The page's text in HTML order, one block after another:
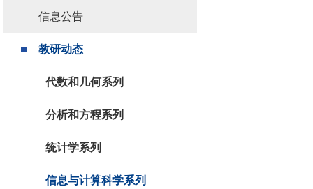
信息公告
教研动态
代数和几何系列
分析和方程系列
统计学系列
信息与计算科学系列